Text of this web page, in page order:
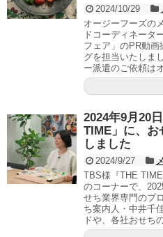
2024/10/29
オージーフーズの
ドコーディネータ
フェア」のPR動
グを担当いたしま
ー派遣のご依頼は
2024年9月20
TIME」に、お
しました
2024/9/27
TBS様『THE
のコーナーで、
せち業界専門のプ
ち案内人・中井千
ドや、各社おせち